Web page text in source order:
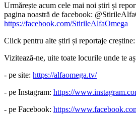
Urmărește acum cele mai noi știri și
pagina noastră de facebook:
https://facebook.com/StirileAlfaOmega
Click pentru alte știri și reportaje creștine:
Vizitează-ne, uite toate locurile unde te
- pe site: https://alfaomega.tv/
- pe Instagram: https://
- pe Facebook: https://